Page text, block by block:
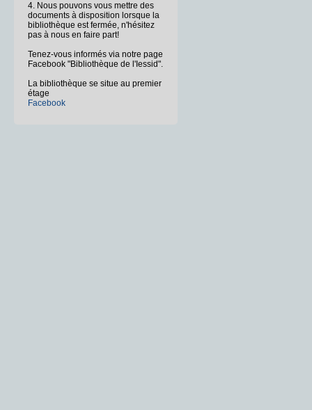
4. Nous pouvons vous mettre des
documents à disposition lorsque la
bibliothèque est fermée, n'hésitez
pas à nous en faire part!
Tenez-vous informés via notre page
Facebook "Bibliothèque de l'Iessid".
La bibliothèque se situe au premier
étage
Facebook